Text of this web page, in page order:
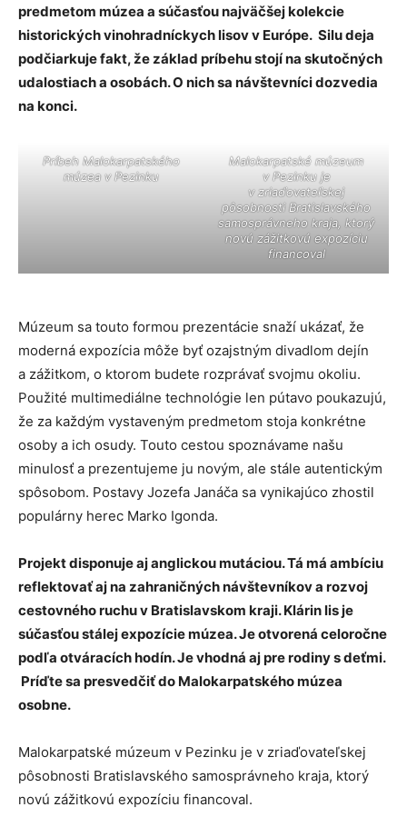
predmetom múzea a súčasťou najväčšej kolekcie
historických vinohradníckych lisov v Európe. Silu deja
podčiarkuje fakt, že základ príbehu stojí na skutočných
udalostiach a osobách. O nich sa návštevníci dozvedia
na konci.
Príbeh Malokarpatského
múzea v Pezinku
Malokarpatské múzeum
v Pezinku je
v zriaďovateľskej
pôsobnosti Bratislavského
samosprávneho kraja, ktorý
novú zážitkovú expozíciu
financoval
Múzeum sa touto formou prezentácie snaží ukázať, že
moderná expozícia môže byť ozajstným divadlom dejín
a zážitkom, o ktorom budete rozprávať svojmu okoliu.
Použité multimediálne technológie len pútavo poukazujú,
že za každým vystaveným predmetom stoja konkrétne
osoby a ich osudy. Touto cestou spoznávame našu
minulosť a prezentujeme ju novým, ale stále autentickým
spôsobom. Postavy Jozefa Janáča sa vynikajúco zhostil
populárny herec Marko Igonda.
Projekt disponuje aj anglickou mutáciou. Tá má ambíciu
reflektovať aj na zahraničných návštevníkov a rozvoj
cestovného ruchu v Bratislavskom kraji. Klárin lis je
súčasťou stálej expozície múzea. Je otvorená celoročne
podľa otváracích hodín. Je vhodná aj pre rodiny s deťmi.
Príďte sa presvedčiť do Malokarpatského múzea
osobne.
Malokarpatské múzeum v Pezinku je v zriaďovateľskej
pôsobnosti Bratislavského samosprávneho kraja, ktorý
novú zážitkovú expozíciu financoval.